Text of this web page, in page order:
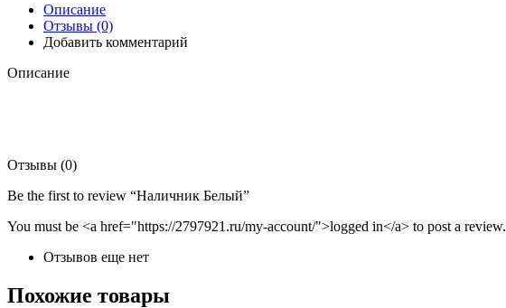
Описание
Отзывы (0)
Добавить комментарий
Описание
Отзывы (0)
Be the first to review “Наличник Белый”
You must be <a href="https://2797921.ru/my-account/">logged in</a> to post a review.
Отзывов еще нет
Похожие товары